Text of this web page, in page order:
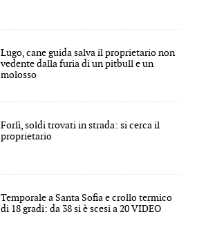
Lugo, cane guida salva il proprietario non
vedente dalla furia di un pitbull e un
molosso
Forlì, soldi trovati in strada: si cerca il
proprietario
Temporale a Santa Sofia e crollo termico
di 18 gradi: da 38 si è scesi a 20 VIDEO